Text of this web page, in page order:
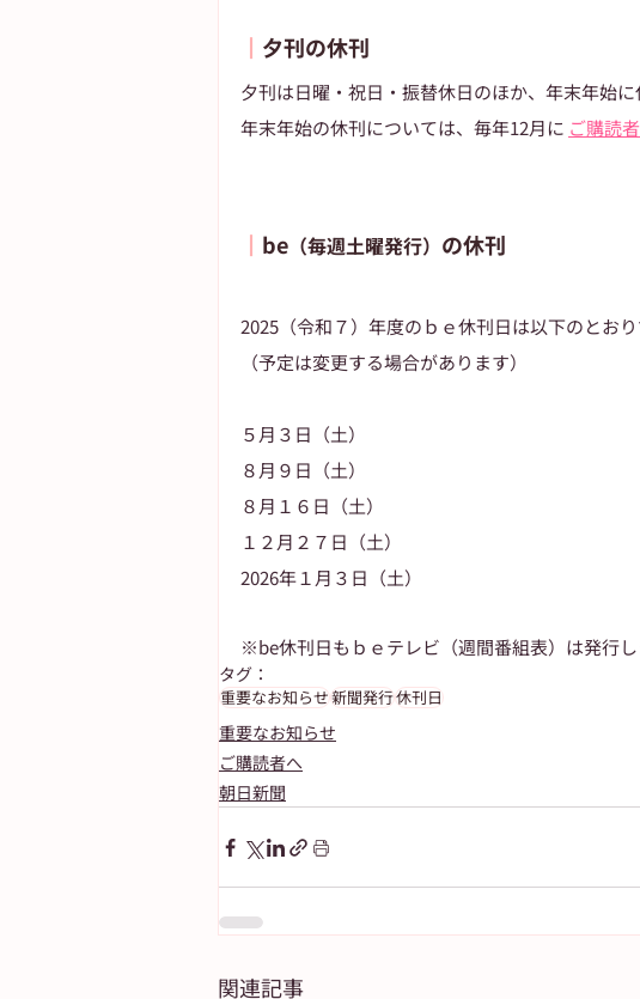
┃ 夕刊の休刊
夕刊は日曜・祝日・振替休日のほか、年末年始に
年末年始の休刊については、毎年12月に ご購読
┃ be （毎週土曜発行） の休刊
2025（令和７）年度のｂｅ休刊日は以下のとおり
（予定は変更する場合があります）
５月３日（土）
８月９日（土）
８月１６日（土）
１２月２７日（土）
2026年１月３日（土）
※be休刊日もｂｅテレビ（週間番組表）は発行し
タグ：
重要なお知らせ新聞発行休刊日
重要なお知らせ
ご購読者へ
朝日新聞
関連記事